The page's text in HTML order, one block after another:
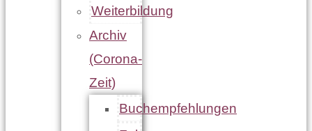
Weiterbildung
Archiv
(Corona-
Zeit)
Buchempfehlungen